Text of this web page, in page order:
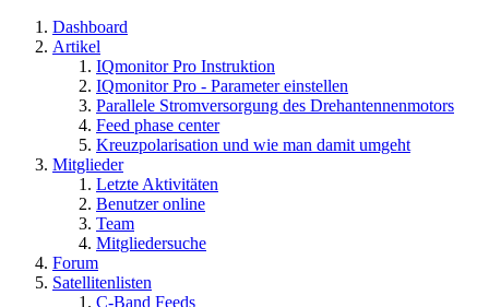
Dashboard
Artikel
IQmonitor Pro Instruktion
IQmonitor Pro - Parameter einstellen
Parallele Stromversorgung des Drehantennenmotors
Feed phase center
Kreuzpolarisation und wie man damit umgeht
Mitglieder
Letzte Aktivitäten
Benutzer online
Team
Mitgliedersuche
Forum
Satellitenlisten
C-Band Feeds